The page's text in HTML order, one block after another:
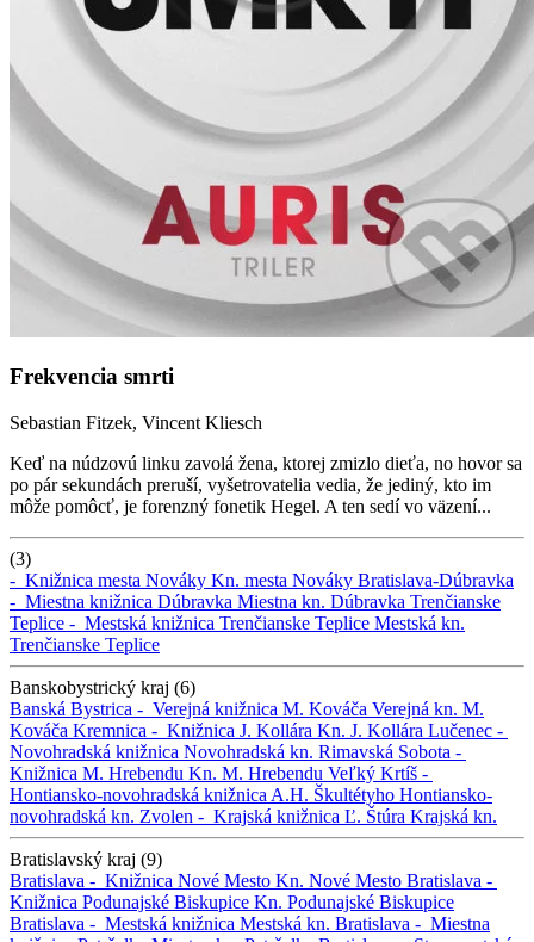
Frekvencia smrti
Sebastian Fitzek, Vincent Kliesch
Keď na núdzovú linku zavolá žena, ktorej zmizlo dieťa, no hovor sa
po pár sekundách preruší, vyšetrovatelia vedia, že jediný, kto im
môže pomôcť, je forenzný fonetik Hegel. A ten sedí vo väzení...
(3)
- Knižnica mesta Nováky Kn. mesta Nováky Bratislava-Dúbravka
- Miestna knižnica Dúbravka Miestna kn. Dúbravka Trenčianske
Teplice - Mestská knižnica Trenčianske Teplice Mestská kn.
Trenčianske Teplice
Banskobystrický kraj (6)
Banská Bystrica - Verejná knižnica M. Kováča Verejná kn. M.
Kováča Kremnica - Knižnica J. Kollára Kn. J. Kollára Lučenec -
Novohradská knižnica Novohradská kn. Rimavská Sobota -
Knižnica M. Hrebendu Kn. M. Hrebendu Veľký Krtíš -
Hontiansko-novohradská knižnica A.H. Škultétyho Hontiansko-
novohradská kn. Zvolen - Krajská knižnica Ľ. Štúra Krajská kn.
Bratislavský kraj (9)
Bratislava - Knižnica Nové Mesto Kn. Nové Mesto Bratislava -
Knižnica Podunajské Biskupice Kn. Podunajské Biskupice
Bratislava - Mestská knižnica Mestská kn. Bratislava - Miestna